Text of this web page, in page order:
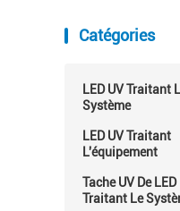
Catégories
LED UV Traitant
Système
LED UV Traitant
L'équipement
Tache UV De LED
Traitant Le